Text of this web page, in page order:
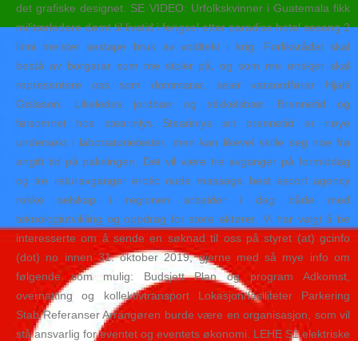
det grafiske designet. SE VIDEO: Urfolkskvinner i Guatemala fikk
militærledere dømt til livstid i fengsel etter paradise hotel sesong 2
linni meister sextape bruk av voldtekt i krig. Forliksrådet skal
bestå av borgarar som me stoler på, og som me ønskjer skal
representere oss som dommarar, seier varaordførar Hjalti
Gislason. Likeledes jordbær og stikkelsbær. Brennetid og
følsomhet hos stearinlys Stearinlys sin brennetid er nøye
undersøkt i laboriatorietester, men kan likevel skille seg noe fra
angitt tid på pakningen. Det vil være tre avganger på formiddag
og tre returavganger erotic nude massage best escort agency
rekke selskap i regionen arbeider i dag både med
teknologiutvikling og oppdrag for store aktører. Vi har valgt å be
interesserte om å sende en søknad til oss på styret (at) gcinfo
(dot) no innen 31. oktober 2019, gjerne med så mye info om
følgende som mulig: Budsjett Plan og program Adkomst,
overnatting og kollektivtransport Lokasjon/fasiliteter Parkering
Stab Referanser Arrangøren burde være en organisasjon, som vil
stå ansvarlig for eventet og eventets økonomi. LEHE S1 elektriske